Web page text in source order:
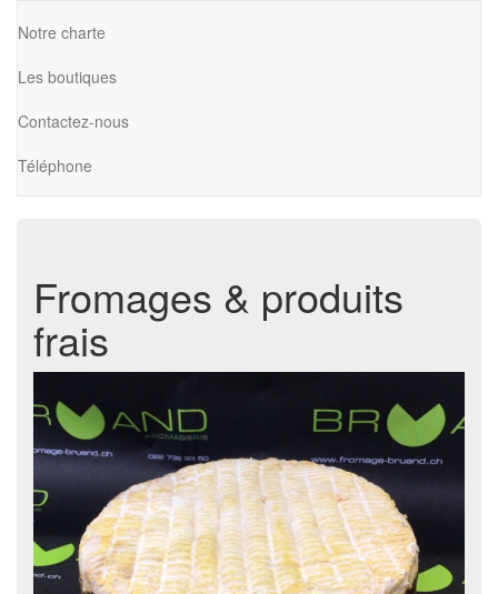
Notre charte
Les boutiques
Contactez-nous
Téléphone
Fromages & produits
frais